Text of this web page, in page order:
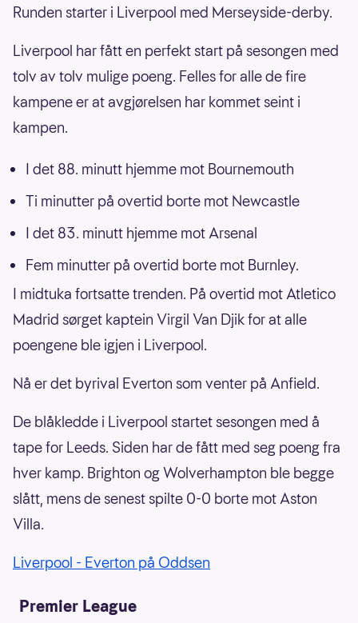
Runden starter i Liverpool med Merseyside-derby.
Liverpool har fått en perfekt start på sesongen med
tolv av tolv mulige poeng. Felles for alle de fire
kampene er at avgjørelsen har kommet seint i
kampen.
I det 88. minutt hjemme mot Bournemouth
Ti minutter på overtid borte mot Newcastle
I det 83. minutt hjemme mot Arsenal
Fem minutter på overtid borte mot Burnley.
I midtuka fortsatte trenden. På overtid mot Atletico
Madrid sørget kaptein Virgil Van Djik for at alle
poengene ble igjen i Liverpool.
Nå er det byrival Everton som venter på Anfield.
De blåkledde i Liverpool startet sesongen med å
tape for Leeds. Siden har de fått med seg poeng fra
hver kamp. Brighton og Wolverhampton ble begge
slått, mens de senest spilte 0-0 borte mot Aston
Villa.
Liverpool - Everton på Oddsen
Premier League